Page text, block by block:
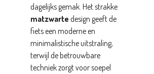
dagelijks gemak. Het strakke
matzwarte design geeft de
fiets een moderne en
minimalistische uitstraling,
terwijl de betrouwbare
techniek zorgt voor soepel